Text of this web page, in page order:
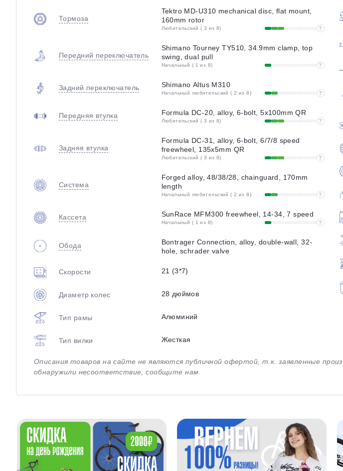
Тормоза
Tektro MD-U310 mechanical disc, flat mount,
160mm rotor
Любительский ( 3 из 8) ?
Передний переключатель
Shimano Tourney TY510, 34.9mm clamp, top
swing, dual pull
Начальный ( 1 из 8) ?
Задний переключатель Shimano Altus M310
Начальный любительский ( 2 из 8) ?
Передняя втулка Formula DC-20, alloy, 6-bolt, 5x100mm QR
Любительский ( 3 из 8) ?
Задняя втулка
Formula DC-31, alloy, 6-bolt, 6/7/8 speed
freewheel, 135x5mm QR
Любительский ( 3 из 8) ?
Система
Forged alloy, 48/38/28, chainguard, 170mm
length
Начальный любительский ( 2 из 8) ?
Кассета SunRace MFM300 freewheel, 14-34, 7 speed
Начальный ( 1 из 8) ?
Обода
Bontrager Connection, alloy, double-wall, 32-
hole, schrader valve
Скорости 21 (3*7)
Диаметр колес 28 дюймов
Тип рамы Алюминий
Тип вилки Жесткая
Описания товаров на сайте не являются публичной офертой, т.к. заявленные
обнаружили несоответствие, сообщите нам.